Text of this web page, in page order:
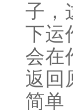
子，
下运
会在
返回
简单